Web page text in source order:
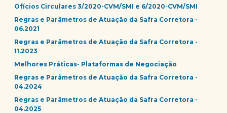
Ofícios Circulares 3/2020-CVM/SMI e 6/2020-CVM/SMI
Regras e Parâmetros de Atuação da Safra Corretora -
06.2021
Regras e Parâmetros de Atuação da Safra Corretora -
11.2023
Melhores Práticas- Plataformas de Negociação
Regras e Parâmetros de Atuação da Safra Corretora -
04.2024
Regras e Parâmetros de Atuação da Safra Corretora -
04.2025